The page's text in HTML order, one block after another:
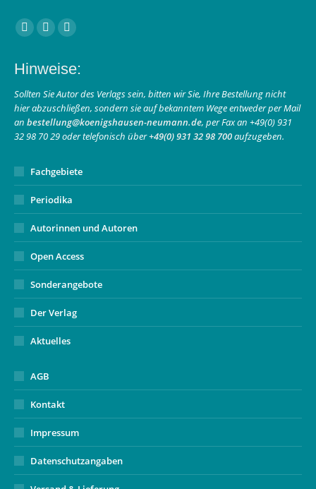
Finden Sie uns auf:
Facebook
opens
in
new
window
Instagram
opens
in
new
window
E-
page
opens
in
new
window
Hinweise:
Sollten Sie Autor des Verlags sein, bitten wir Sie, Ihre Bestellung nicht
hier abzuschließen, sondern sie auf bekanntem Wege entweder per Mail
an bestellung@koenigshausen-neumann.de, per Fax an +49(0) 931
32 98 70 29 oder telefonisch über+49(0) 931 32 98 700aufzugeben.
Fachgebiete
Periodika
Autorinnen und Autoren
Open Access
Sonderangebote
Der Verlag
Aktuelles
AGB
Kontakt
Impressum
Datenschutzangaben